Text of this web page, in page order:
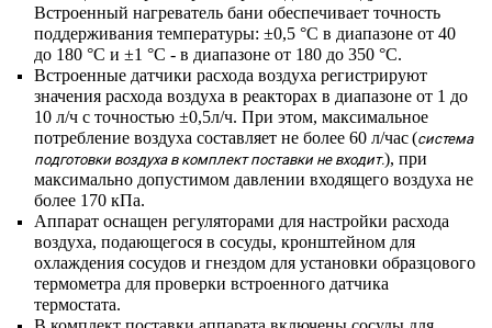
Встроенный нагреватель бани обеспечивает точность
поддерживания температуры: ±0,5 °С в диапазоне от 40
до 180 °С и ±1 °С - в диапазоне от 180 до 350 °С.
Встроенные датчики расхода воздуха регистрируют
значения расхода воздуха в реакторах в диапазоне от 1 до
10 л/ч с точностью ±0,5л/ч. При этом, максимальное
потребление воздуха составляет не более 60 л/час(система
подготовки воздуха в комплект поставки не входит.), при
максимально допустимом давлении входящего воздуха не
более 170 кПа.
Аппарат оснащен регуляторами для настройки расхода
воздуха, подающегося в сосуды, кронштейном для
охлаждения сосудов и гнездом для установки образцового
термометра для проверки встроенного датчика
термостата.